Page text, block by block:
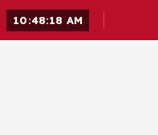
10:48:20 AM